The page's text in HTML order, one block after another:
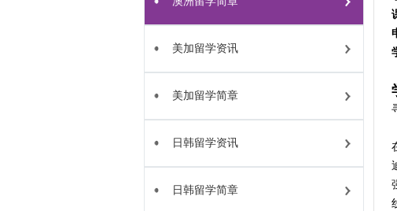
美加留学资讯
美加留学简章
日韩留学资讯
日韩留学简章